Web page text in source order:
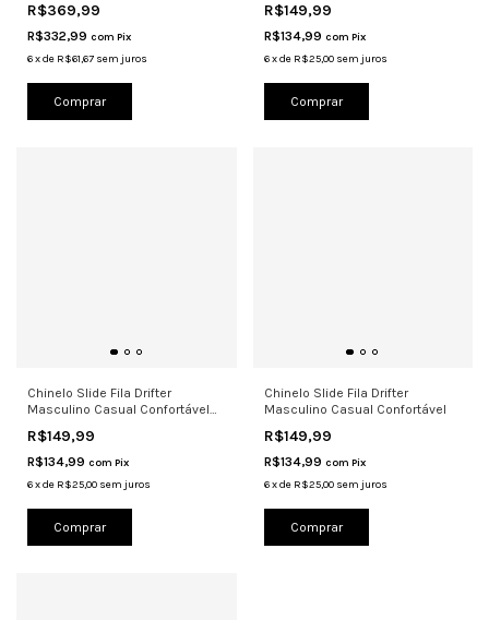
R$369,99
R$332,99 com Pix
6xde R$61,67 sem juros
Comprar
R$149,99
R$134,99 com Pix
6 xde R$25,00 sem juros
Comprar
Chinelo Slide Fila Drifter
Masculino Casual Confortável
R$149,99
R$134,99 com Pix
6xde R$25,00 sem juros
Comprar
Chinelo Slide Fila Drifter
Masculino Casual Confortável
R$149,99
R$134,99 com Pix
6 xde R$25,00 sem juros
Comprar